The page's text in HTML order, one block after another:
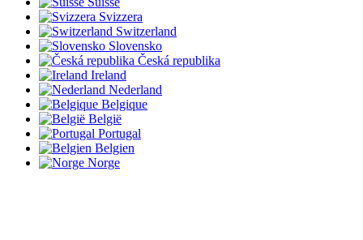
Svizzera
Switzerland
Slovensko
Česká republika
Ireland
Nederland
Belgique
België
Portugal
Belgien
Norge